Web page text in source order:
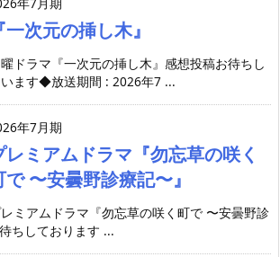
『一次元の挿し木』
ドラマ『一次元の挿し木』感想投稿お待ちし
ます◆放送期間 : 2026年7 ...
年7月期
レミアムドラマ『勿忘草の咲く
で 〜安曇野診療記〜』
ミアムドラマ『勿忘草の咲く町で 〜安曇野診
ちしております ...